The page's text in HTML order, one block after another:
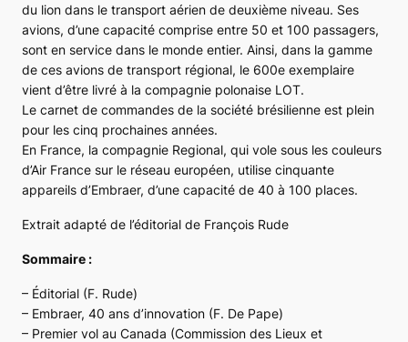
du lion dans le transport aérien de deuxième niveau. Ses
avions, d’une capacité comprise entre 50 et 100 passagers,
sont en service dans le monde entier. Ainsi, dans la gamme
de ces avions de transport régional, le 600e exemplaire
vient d’être livré à la compagnie polonaise LOT.
Le carnet de commandes de la société brésilienne est plein
pour les cinq prochaines années.
En France, la compagnie Regional, qui vole sous les couleurs
d’Air France sur le réseau européen, utilise cinquante
appareils d’Embraer, d’une capacité de 40 à 100 places.
Extrait adapté de l’éditorial de François Rude
Sommaire :
– Éditorial (F. Rude)
– Embraer, 40 ans d’innovation (F. De Pape)
– Premier vol au Canada (Commission des Lieux et